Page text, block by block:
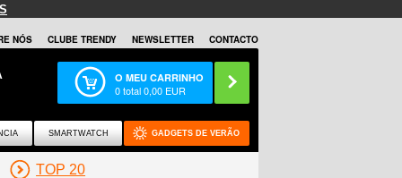
NÓS CLUBE TRENDY NEWSLETTER CONTACTO
O MEU CARRINHO
0total0,00 EUR
SMARTWATCH GADGETS DE VERÃO
TOP 20